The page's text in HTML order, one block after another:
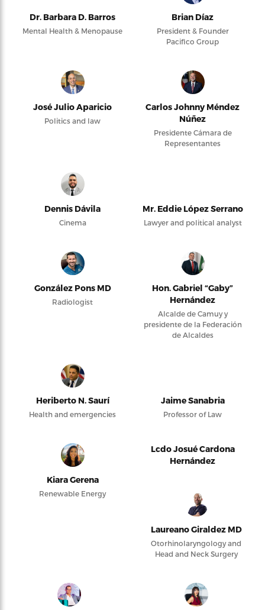
Dr. Barbara D. Barros
Mental Health & Menopause
Brian Díaz
President & Founder
Pacifico Group
José Julio Aparicio
Politics and law
Carlos Johnny Méndez
Núñez
Presidente Cámara de
Representantes
Dennis Dávila
Cinema
Mr. Eddie López Serrano
Lawyer and political analyst
González Pons MD
Radiologist
Hon. Gabriel “Gaby”
Hernández
Alcalde de Camuy y
presidente de la Federación
de Alcaldes
Heriberto N. Saurí
Health and emergencies
Jaime Sanabria
Professor of Law
Kiara Gerena
Renewable Energy
Lcdo Josué Cardona
Hernández
Laureano Giraldez MD
Otorhinolaryngology and
Head and Neck Surgery